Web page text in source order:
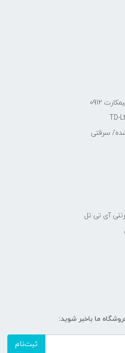
0912
سرقتی
آی تی تل
ما باخبر شوید:
ثبت‌نام